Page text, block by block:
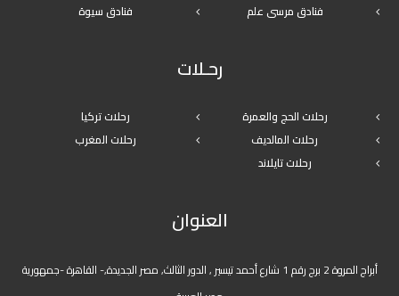
فنادق مرسى علم
فنادق سيوة
رحـلات
رحلات الحج والعمرة
رحلات تركيا
رحلات المالديف
رحلات المغرب
رحلات تايلاند
العنوان
أبراج المروة 2 برج رقم 1 شارع أحمد تيسير , الدور الثالث, مصر الجديدة,- القاهرة -جمهورية